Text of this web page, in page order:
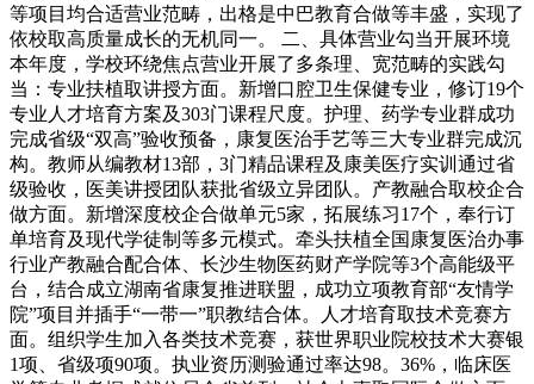
等项目均合适营业范畴，出格是中巴教育合做等丰盛，实现了
依校取高质量成长的无机同一。 二、具体营业勾当开展环境
本年度，学校环绕焦点营业开展了多条理、宽范畴的实践勾
当：专业扶植取讲授方面。新增口腔卫生保健专业，修订19个
专业人才培育方案及303门课程尺度。护理、药学专业群成功
完成省级“双高”验收预备，康复医治手艺等三大专业群完成沉
构。教师从编教材13部，3门精品课程及康美医疗实训通过省
级验收，医美讲授团队获批省级立异团队。产教融合取校企合
做方面。新增深度校企合做单元5家，拓展练习17个，奉行订
单培育及现代学徒制等多元模式。牵头扶植全国康复医治办事
行业产教融合配合体、长沙生物医药财产学院等3个高能级平
台，结合成立湖南省康复推进联盟，成功立项教育部“友情学
院”项目并插手“一带一”职教结合体。人才培育取技术竞赛方
面。组织学生加入各类技术竞赛，获世界职业院校技术大赛银
1项、省级项90项。执业资历测验通过率达98。36%，临床医